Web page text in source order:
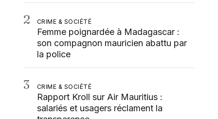
2 CRIME & SOCIÉTÉ
Femme poignardée à Madagascar :
son compagnon mauricien abattu par
la police
3 CRIME & SOCIÉTÉ
Rapport Kroll sur Air Mauritius :
salariés et usagers réclament la